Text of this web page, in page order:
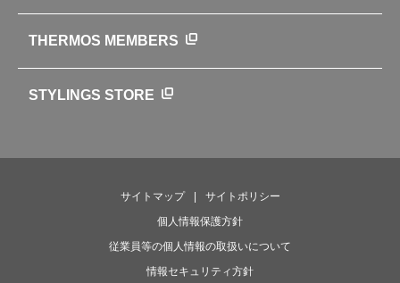
WEBマガジン
お弁当にエールを込めて
THERMOS MEMBERS
STYLINGS STORE
サイトマップ
サイトポリシー
個人情報保護方針
従業員等の個人情報の取扱いについて
情報セキュリティ方針